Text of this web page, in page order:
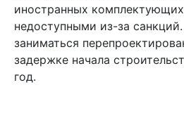
иностранных
недоступными из-за
заниматься
задержке начала
год.